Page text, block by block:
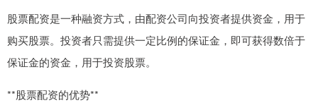
股票配资是一种融资方式，由配资公司向投资者提供资金，用于
购买股票。投资者只需提供一定比例的保证金，即可获得数倍于
保证金的资金，用于投资股票。
**股票配资的优势**